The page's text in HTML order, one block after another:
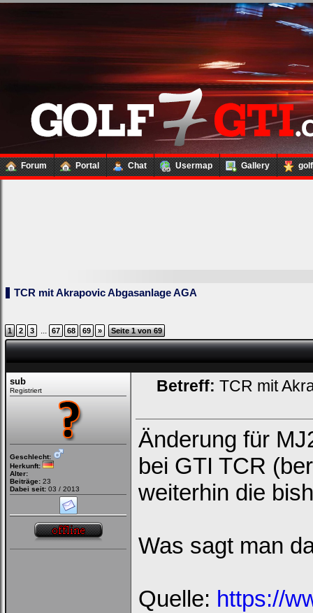
Forum Portal Chat Usermap Gallery
Loginbox
TCR mit Akrapovic Abgasanlage AGA
1 2 3 ... 67 68 69 » Seite 1 von 69
sub
Registriert
Geschlecht:
Herkunft:
Alter:
Beiträge: 23
Dabei seit: 03 / 2013
Betreff: TCR mit
Änderung für
bei GTI TCR
weiterhin die
Was sagt man
Quelle: https://